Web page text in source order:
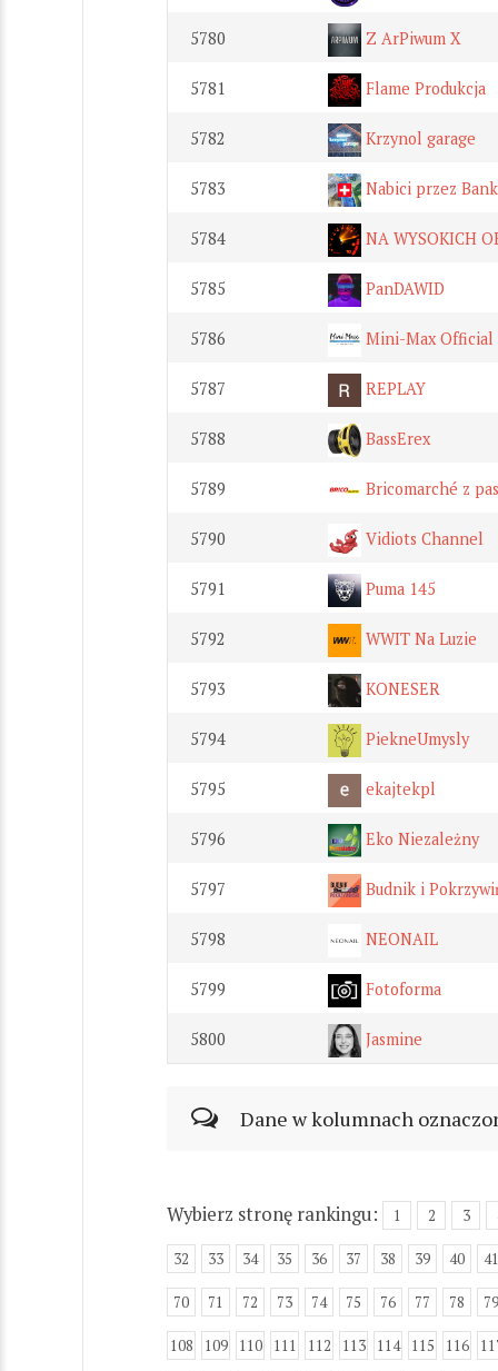
5780 Z ArPiwum X
5781 Flame Produkcja
5782 Krzynol garage
5783 Nabici przez
5784 NA WYSOKICH
5785 PanDAWID
5786 Mini-Max Official
5787 REPLAY
5788 BassErex
5789 Bricomarché z
5790 Vidiots Channel
5791 Puma 145
5792 WWIT Na Luzie
5793 KONESER
5794 PiekneUmysly
5795 ekajtekpl
5796 Eko Niezależny
5797 Budnik i
5798 NEONAIL
5799 Fotoforma
5800 Jasmine
Dane w kolumnach
Wybierz stronę rankingu: 1 2 3
32 33 34 35 36 37 38 39 40 41
70 71 72 73 74 75 76 77 78 79
108 109 110 111 112 113 114 115 116